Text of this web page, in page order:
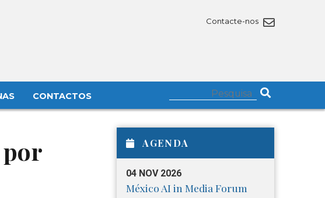
Contacte-nos
CONTACTOS
por
AGENDA
04 NOV 2026
México AI in Media Forum